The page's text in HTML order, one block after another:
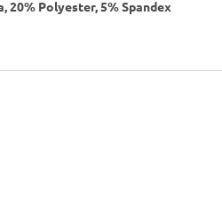
20% Polyester, 5% Spandex